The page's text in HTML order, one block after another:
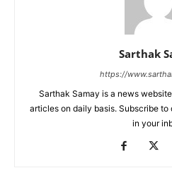
Sarthak
https://
Sarthak Samay is a news
articles on daily basis. Subscribe
in your